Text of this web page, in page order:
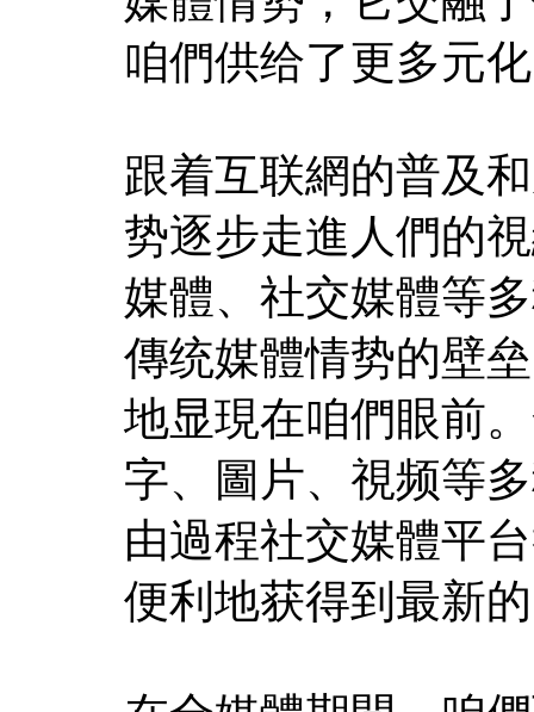
咱們供给了更多元
跟着互联網的普及
势逐步走進人們的
媒體、社交媒體等
傳统媒體情势的壁
地显現在咱們眼前
字、圖片、視频等
由過程社交媒體平
便利地获得到最新